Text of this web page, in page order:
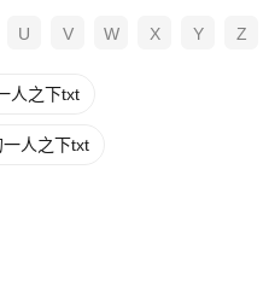
U V W X Y Z
人之下txt
人之下txt